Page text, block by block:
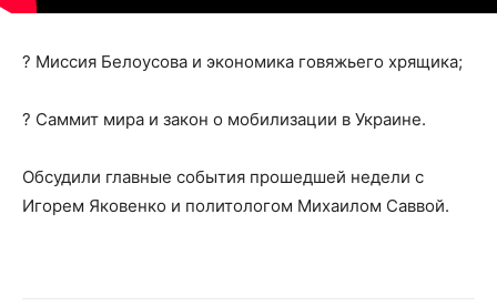
? Миссия Белоусова и экономика говяжьего хрящика;
? Саммит мира и закон о мобилизации в Украине.
Обсудили главные события прошедшей недели с
Игорем Яковенко и политологом Михаилом Саввой.